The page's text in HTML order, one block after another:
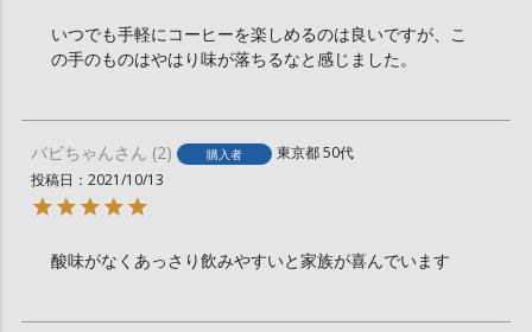
いつでも手軽にコーヒーを楽しめるのは良いですが、こ
の手のものはやはり味が落ちるなと感じました。
バビちゃん 2 購入者 東京都50代
投稿日
2021/10/13
酸味がなくあっさり飲みやすいと家族が喜んでいます